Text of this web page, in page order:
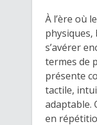
À l’ère où
s’avérer
termes de
présente
tactile,
adaptable.
en